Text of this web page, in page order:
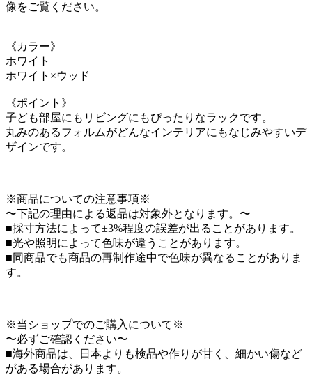
像をご覧ください。
《カラー》
ホワイト
ホワイト×ウッド
《ポイント》
子ども部屋にもリビングにもぴったりなラックです。
丸みのあるフォルムがどんなインテリアにもなじみやすいデ
ザインです。
※商品についての注意事項※
〜下記の理由による返品は対象外となります。〜
■採寸方法によって±3%程度の誤差が出ることがあります。
■光や照明によって色味が違うことがあります。
■同商品でも商品の再制作途中で色味が異なることがありま
す。
※当ショップでのご購入について※
〜必ずご確認ください〜
■海外商品は、日本よりも検品や作りが甘く、細かい傷など
がある場合があります。